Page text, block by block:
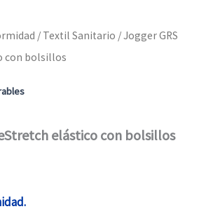
/ Textil Sanitario / Jogger GRS
con bolsillos
elástico con bolsillos